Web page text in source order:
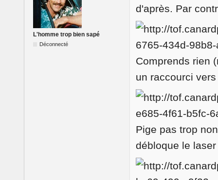
L'homme trop bien sapé
Déconnecté
d'après. Par
Comprends rien
un raccourci
Pige pas trop
débloque le